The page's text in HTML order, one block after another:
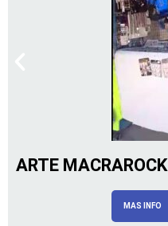
ARTE MACRAROCK
MAS INFO